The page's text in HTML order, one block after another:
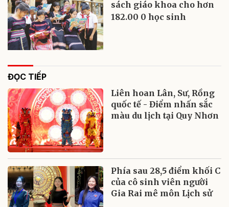
sách giáo khoa cho hơn
182.00 0 học sinh
ĐỌC TIẾP
Liên hoan Lân, Sư, Rồng
quốc tế - Điểm nhấn sắc
màu du lịch tại Quy Nhơn
Phía sau 28,5 điểm khối C
của cô sinh viên người
Gia Rai mê môn Lịch sử